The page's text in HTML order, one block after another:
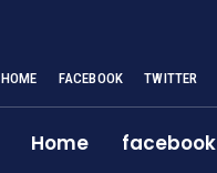
HOME FACEBOOK TWITTER
Home facebook